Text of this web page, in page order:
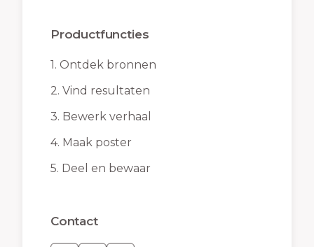
Productfuncties
1. Ontdek bronnen
2. Vind resultaten
3. Bewerk verhaal
4. Maak poster
5. Deel en bewaar
Contact